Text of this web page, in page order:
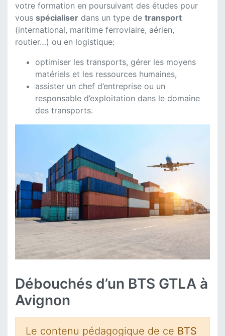
votre formation en poursuivant des études pour
vous spécialiser dans un type de transport
(international, maritime ferroviaire, aérien,
routier…) ou en logistique:
optimiser les transports, gérer les moyens
matériels et les ressources humaines,
assister un chef d’entreprise ou un
responsable d’exploitation dans le domaine
des transports.
Débouchés d’un BTS GTLA à
Avignon
Le contenu pédagogique de ce BTS